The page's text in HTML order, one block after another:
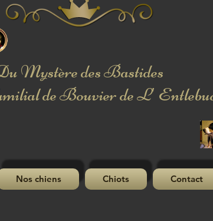
Mystère des Bastides
de Bouvier de L'
Nos chiens Chiots Contact